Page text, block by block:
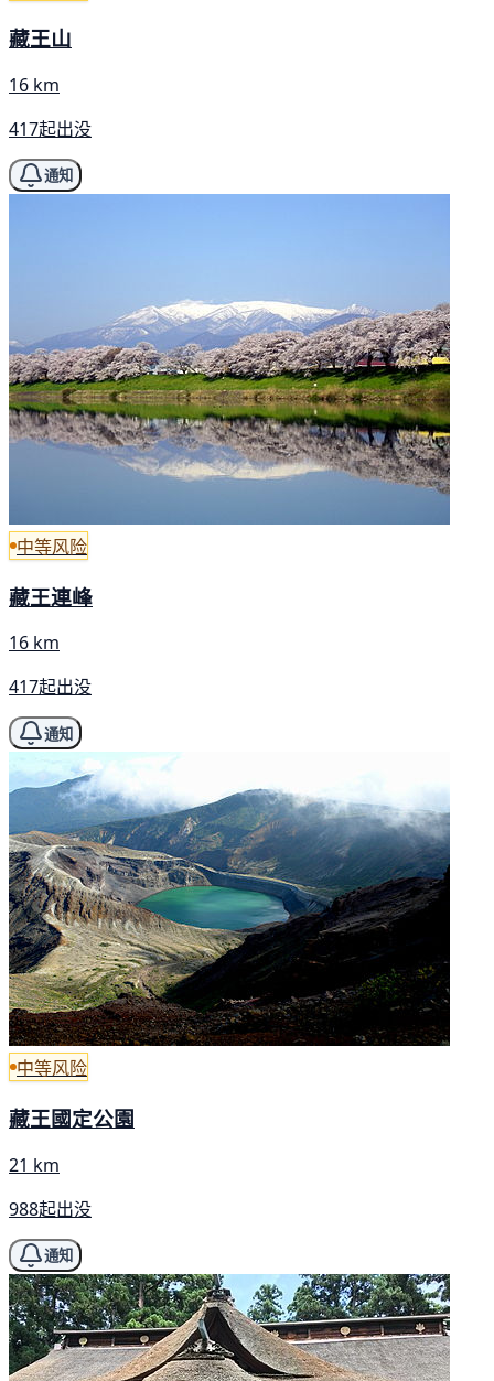
藏王山
16 km
417起出没
通知
中等风险
藏王連峰
16 km
417起出没
通知
中等风险
藏王國定公園
21 km
988起出没
通知